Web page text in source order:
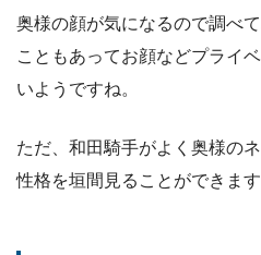
奥様の顔が気になるので調べ
こともあってお顔などプライ
いようですね。
ただ、和田騎手がよく奥様の
性格を垣間見ることができます